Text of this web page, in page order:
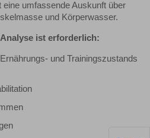
eine umfassende Auskunft über
und Körperwasser.
ist erforderlich:
und Trainingszustands